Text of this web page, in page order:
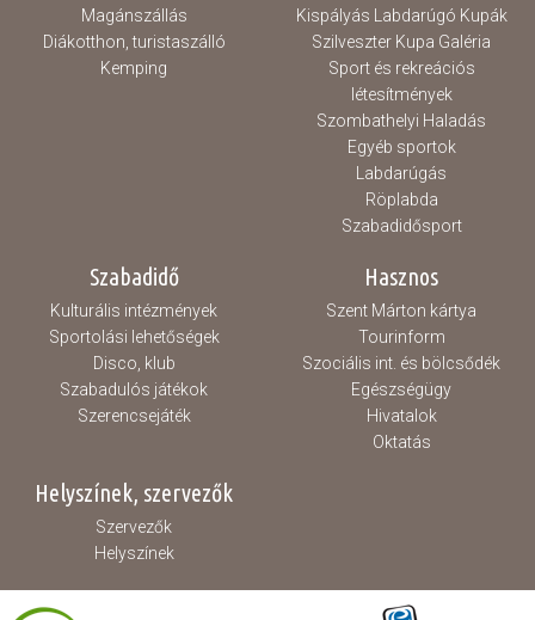
Magánszállás
Diákotthon, turistaszálló
Kemping
Kispályás Labdarúgó Kupák
Szilveszter Kupa Galéria
Sport és rekreációs
létesítmények
Szombathelyi Haladás
Egyéb sportok
Labdarúgás
Röplabda
Szabadidősport
Szabadidő
Kulturális intézmények
Sportolási lehetőségek
Disco, klub
Szabadulós játékok
Szerencsejáték
Hasznos
Szent Márton kártya
Tourinform
Szociális int. és bölcsődék
Egészségügy
Hivatalok
Oktatás
Helyszínek, szervezők
Szervezők
Helyszínek